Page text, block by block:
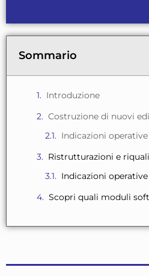
Sommario
Introduzione
Costruzione di nuovi
Indicazioni operative
Ristrutturazioni e
Indicazioni operative
Scopri quali moduli